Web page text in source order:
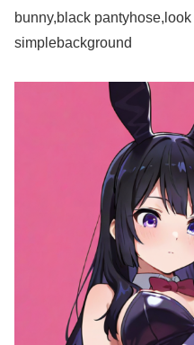
bunny,black
simplebackground